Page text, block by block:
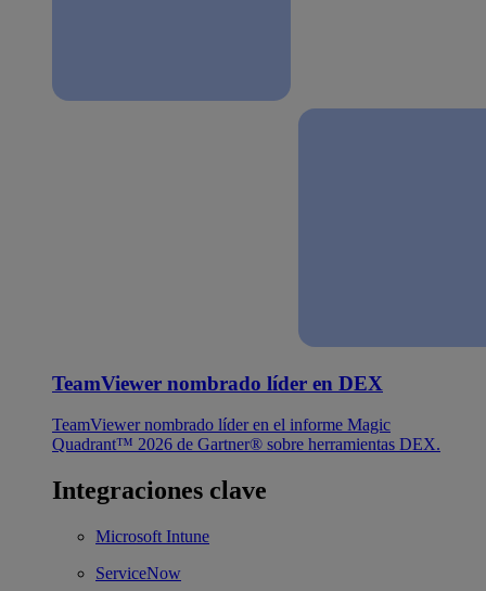
TeamViewer nombrado líder en DEX
TeamViewer nombrado líder en el informe Magic
Quadrant™ 2026 de Gartner® sobre herramientas DEX.
Integraciones clave
Microsoft Intune
ServiceNow